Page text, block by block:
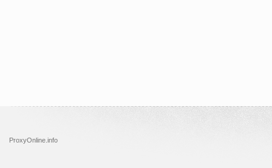
ProxyOnline.info